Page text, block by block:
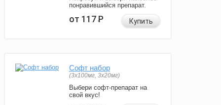
понравившийся препарат.
от 117Р Купить
Софт набор
(3x100мг, 3x20мг)
Выбери софт-препарат на
свой вкус!